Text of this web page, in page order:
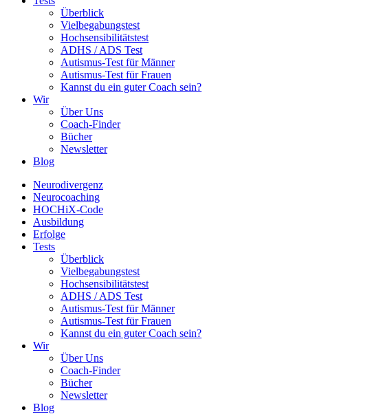
Überblick
Vielbegabungstest
Hochsensibilitätstest
ADHS / ADS Test
Autismus-Test für Männer
Autismus-Test für Frauen
Kannst du ein guter Coach sein?
Wir
Über Uns
Coach-Finder
Bücher
Newsletter
Blog
Neurodivergenz
Neurocoaching
HOCHiX-Code
Ausbildung
Erfolge
Tests
Überblick
Vielbegabungstest
Hochsensibilitätstest
ADHS / ADS Test
Autismus-Test für Männer
Autismus-Test für Frauen
Kannst du ein guter Coach sein?
Wir
Über Uns
Coach-Finder
Bücher
Newsletter
Blog